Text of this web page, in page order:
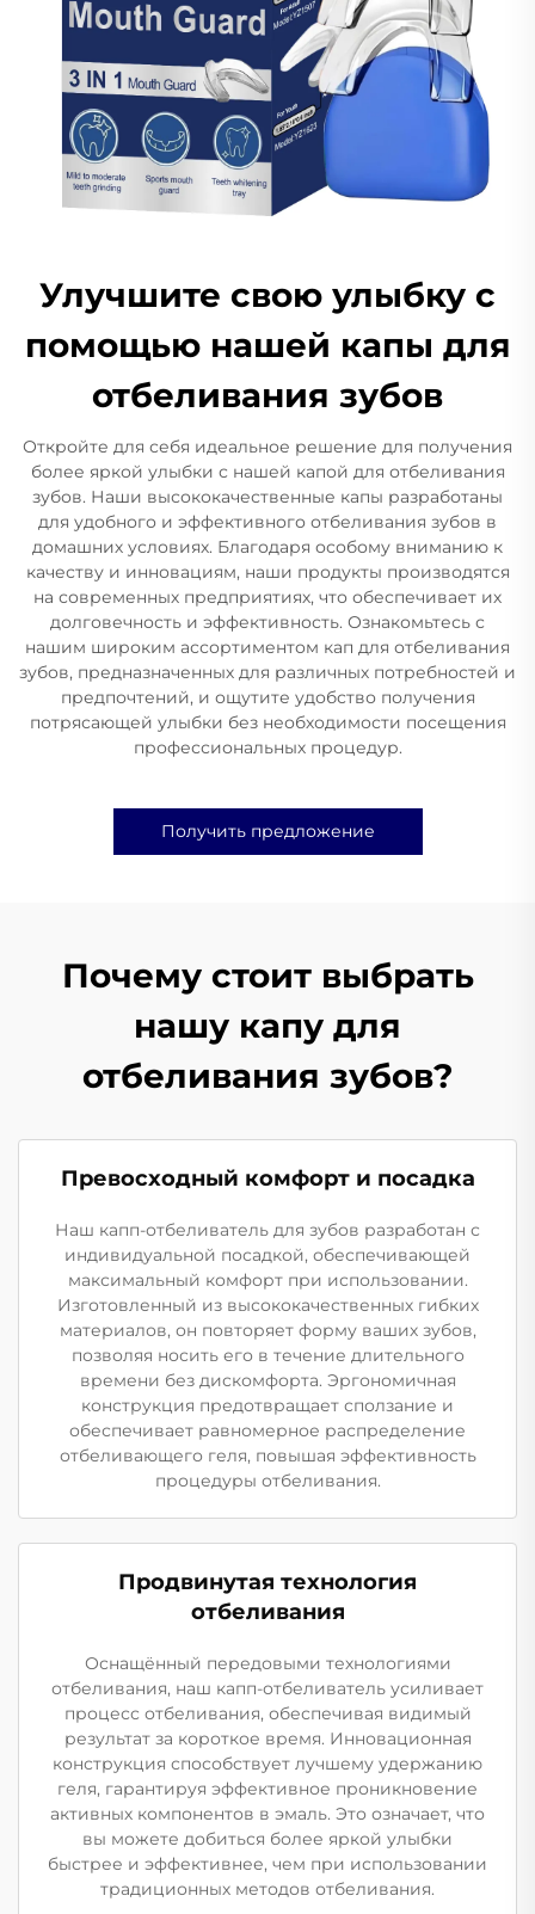
Улучшите свою улыбку с
помощью нашей капы для
отбеливания зубов
Откройте для себя идеальное решение для получения
более яркой улыбки с нашей капой для отбеливания
зубов. Наши высококачественные капы разработаны
для удобного и эффективного отбеливания зубов в
домашних условиях. Благодаря особому вниманию к
качеству и инновациям, наши продукты производятся
на современных предприятиях, что обеспечивает их
долговечность и эффективность. Ознакомьтесь с
нашим широким ассортиментом кап для отбеливания
зубов, предназначенных для различных потребностей и
предпочтений, и ощутите удобство получения
потрясающей улыбки без необходимости посещения
профессиональных процедур.
Получить предложение
Почему стоит выбрать
нашу капу для
отбеливания зубов?
Превосходный комфорт и посадка
Наш капп-отбеливатель для зубов разработан с
индивидуальной посадкой, обеспечивающей
максимальный комфорт при использовании.
Изготовленный из высококачественных гибких
материалов, он повторяет форму ваших зубов,
позволяя носить его в течение длительного
времени без дискомфорта. Эргономичная
конструкция предотвращает сползание и
обеспечивает равномерное распределение
отбеливающего геля, повышая эффективность
процедуры отбеливания.
Продвинутая технология
отбеливания
Оснащённый передовыми технологиями
отбеливания, наш капп-отбеливатель усиливает
процесс отбеливания, обеспечивая видимый
результат за короткое время. Инновационная
конструкция способствует лучшему удержанию
геля, гарантируя эффективное проникновение
активных компонентов в эмаль. Это означает, что
вы можете добиться более яркой улыбки
быстрее и эффективнее, чем при использовании
традиционных методов отбеливания.